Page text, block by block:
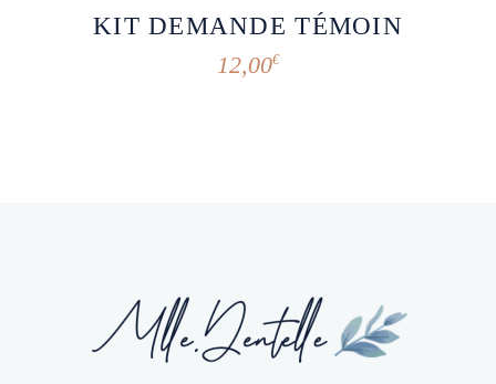
KIT DEMANDE TÉMOIN
12,00€